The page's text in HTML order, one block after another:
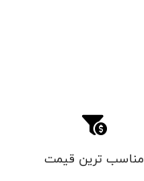
مناسب ترین قیمت